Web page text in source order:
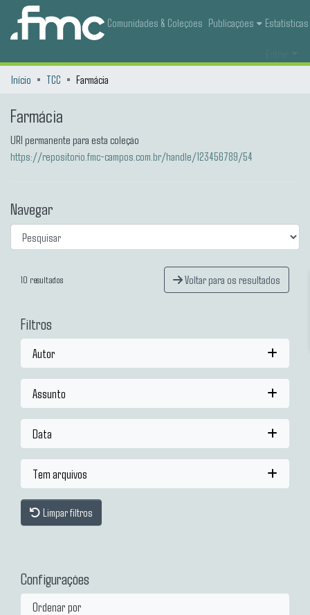
Comunidades & Coleções Publicações Estatísticas
Início
TCC Farmácia
Farmácia
URI permanente para esta coleção
https://repositorio.fmc-campos.com.br/handle/123456789/54
Navegar
10 resultados Voltar para os resultados
Filtros
Autor
Assunto
Data
Tem arquivos
Limpar filtros
Configurações
Ordenar por